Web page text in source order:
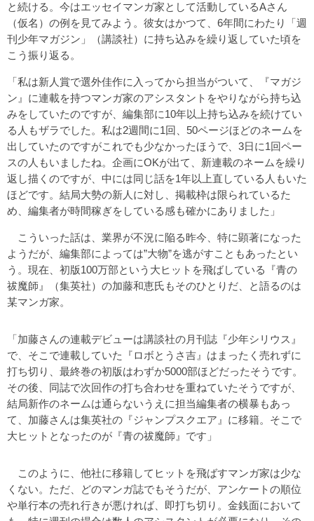
と続ける。今はエッセイマンガ家として活動しているAさん
（仮名）の例を見てみよう。彼女はかつて、6年間にわたり「週
刊少年マガジン」（講談社）に持ち込みを繰り返していた頃を
こう振り返る。
「私は新人賞で選外佳作に入ってから担当がついて、『マガジ
ン』に連載を持つマンガ家のアシスタントをやりながら持ち込
みをしていたのですが、編集部に10年以上持ち込みを続けてい
る人もザラでした。私は2週間に1回、50ページほどのネームを
出していたのですがこれでも少なかったほうで、3日に1回ペー
スの人もいましたね。企画にOKが出て、新連載のネームを繰り
返し描くのですが、中には同じ話を1年以上直している人もいた
ほどです。結局大勢の新人に対し、掲載枠は限られているた
め、編集者が時間稼ぎをしている感も確かにありました」
こういった話は、業界が不況に陥る昨今、特に顕著になった
ようだが、編集部によっては”大物”を逃がすこともあったとい
う。現在、初版100万部という大ヒットを飛ばしている『青の
祓魔師』（集英社）の加藤和恵氏もそのひとりだ、と語るのは
某マンガ家。
「加藤さんの連載デビューは講談社の月刊誌『少年シリウス』
で、そこで連載していた『ロボとうさ吉』はまったく売れずに
打ち切り、最終巻の初版はわずか5000部ほどだったそうです。
その後、同誌で次回作の打ち合わせを重ねていたそうですが、
結局新作のネームは通らないうえに担当編集者の横暴もあっ
て、加藤さんは集英社の『ジャンプスクエア』に移籍。そこで
大ヒットとなったのが『青の祓魔師』です」
このように、他社に移籍してヒットを飛ばすマンガ家は少な
くない。ただ、どのマンガ誌でもそうだが、アンケートの順位
や単行本の売れ行きが悪ければ、即打ち切り。金銭面において